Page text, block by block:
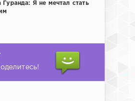
Гуранда: Я не мечтал стать